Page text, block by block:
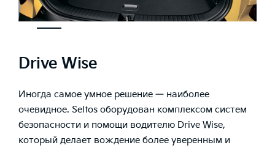
Drive Wise
Иногда самое умное решение — наиболее
очевидное. Seltos оборудован комплексом систем
безопасности и помощи водителю Drive Wise,
который делает вождение более уверенным и